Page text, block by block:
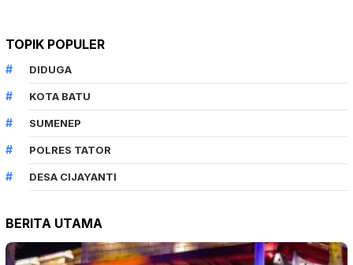
TOPIK POPULER
DIDUGA
KOTA BATU
SUMENEP
POLRES TATOR
DESA CIJAYANTI
BERITA UTAMA